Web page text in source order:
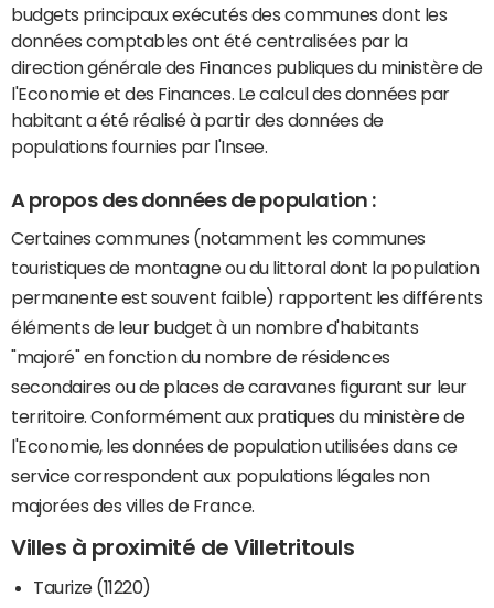
budgets principaux exécutés des communes dont les
données comptables ont été centralisées par la
direction générale des Finances publiques du ministère de
l'Economie et des Finances. Le calcul des données par
habitant a été réalisé à partir des données de
populations fournies par l'Insee.
A propos des données de population :
Certaines communes (notamment les communes
touristiques de montagne ou du littoral dont la population
permanente est souvent faible) rapportent les différents
éléments de leur budget à un nombre d'habitants
"majoré" en fonction du nombre de résidences
secondaires ou de places de caravanes figurant sur leur
territoire. Conformément aux pratiques du ministère de
l'Economie, les données de population utilisées dans ce
service correspondent aux populations légales non
majorées des villes de France.
Villes à proximité de Villetritouls
Taurize (11220)